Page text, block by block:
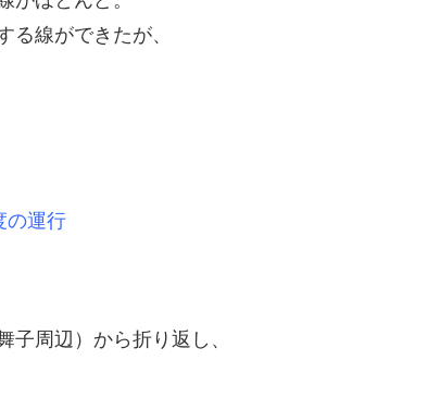
る線ができたが、
の運行
周辺）から折り返し、